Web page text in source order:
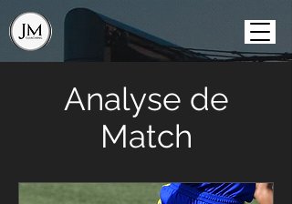
Analyse de
Match